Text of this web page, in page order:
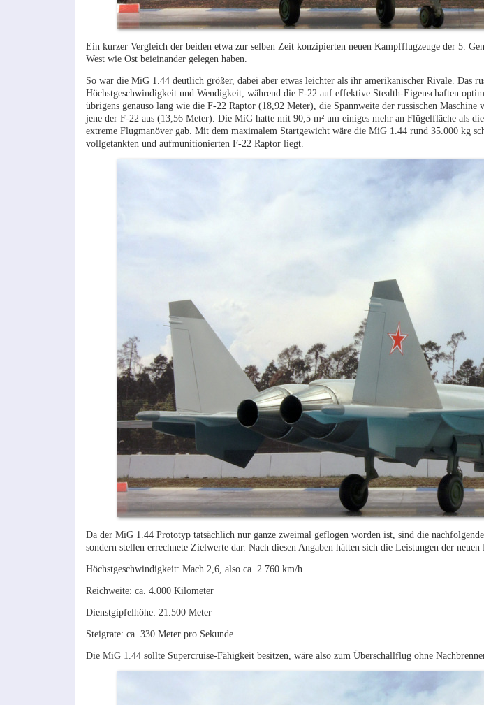
Ein kurzer Vergleich der beiden etwa zur selben Zeit konzipierten neuen Kampfflugzeuge der 5.
West wie Ost beieinander gelegen haben.
So war die MiG 1.44 deutlich größer, dabei aber etwas leichter als ihr amerikanischer Rivale. Das
Höchstgeschwindigkeit und Wendigkeit, während die F-22 auf effektive Stealth-Eigenschaften
übrigens genauso lang wie die F-22 Raptor (18,92 Meter), die Spannweite der russischen
jene der F-22 aus (13,56 Meter). Die MiG hatte mit 90,5 m² um einiges mehr an Flügelfläche als
extreme Flugmanöver gab. Mit dem maximalem Startgewicht wäre die MiG 1.44 rund 35.000 kg
vollgetankten und aufmunitionierten F-22 Raptor liegt.
Da der MiG 1.44 Prototyp tatsächlich nur ganze zweimal geflogen worden ist, sind die
sondern stellen errechnete Zielwerte dar. Nach diesen Angaben hätten sich die Leistungen der
Höchstgeschwindigkeit: Mach 2,6, also ca. 2.760 km/h
Reichweite: ca. 4.000 Kilometer
Dienstgipfelhöhe: 21.500 Meter
Steigrate: ca. 330 Meter pro Sekunde
Die MiG 1.44 sollte Supercruise-Fähigkeit besitzen, wäre also zum Überschallflug ohne